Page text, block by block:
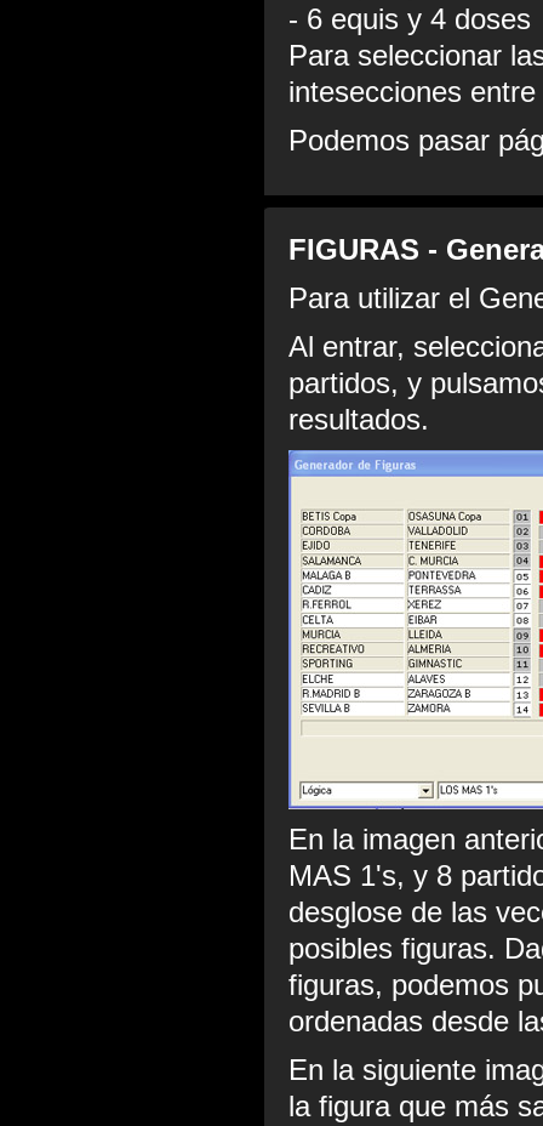
- 6 equis y 4 doses
Para seleccionar
intesecciones
Podemos pasar
FIGURAS -
Para utilizar el
Al entrar,
partidos, y
resultados.
En la imagen
MAS 1's, y 8
desglose de las
posibles figuras.
figuras, podemos
ordenadas desde
En la siguiente
la figura que más